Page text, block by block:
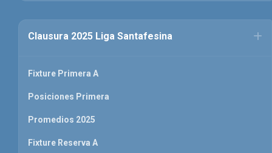
Clausura 2025 Liga Santafesina
Fixture Primera A
Posiciones Primera
Promedios 2025
Fixture Reserva A